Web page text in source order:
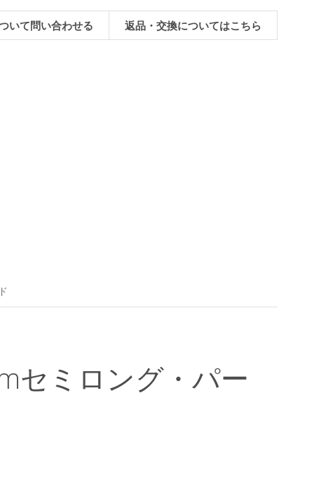
いて問い合わせる 返品・交換についてはこちら
セミロング・パー